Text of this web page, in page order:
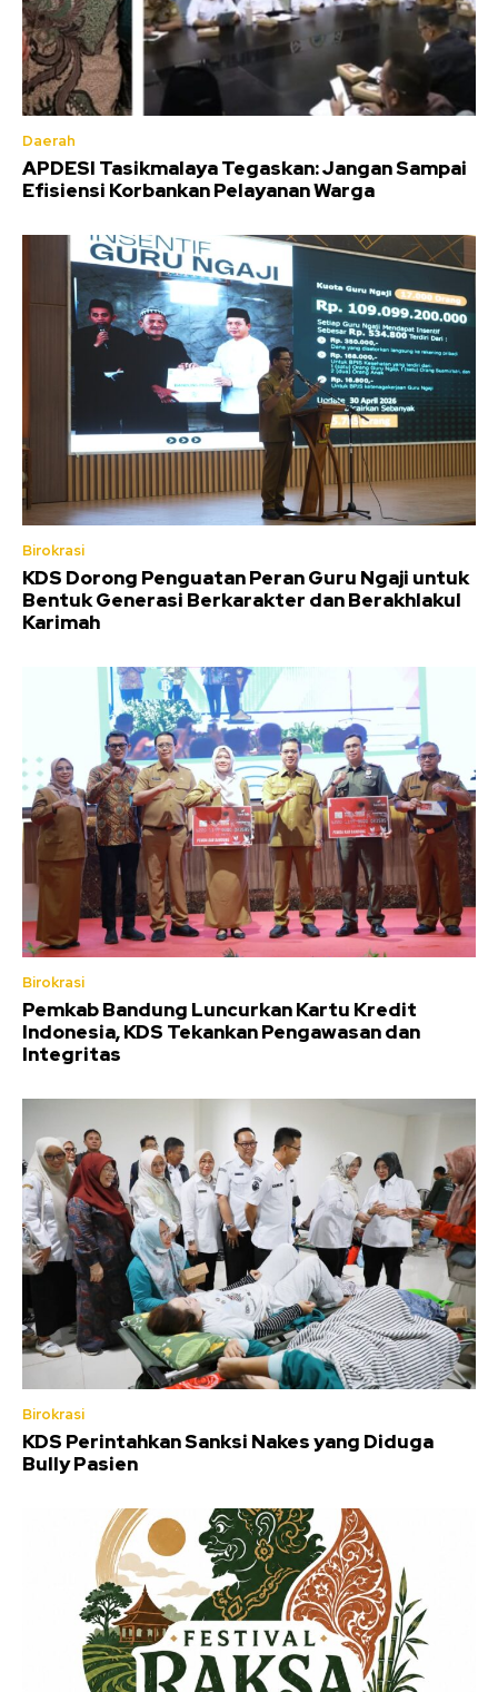
Daerah
APDESI Tasikmalaya Tegaskan: Jangan Sampai
Efisiensi Korbankan Pelayanan Warga
Birokrasi
KDS Dorong Penguatan Peran Guru Ngaji untuk
Bentuk Generasi Berkarakter dan Berakhlakul
Karimah
Birokrasi
Pemkab Bandung Luncurkan Kartu Kredit
Indonesia, KDS Tekankan Pengawasan dan
Integritas
Birokrasi
KDS Perintahkan Sanksi Nakes yang Diduga
Bully Pasien